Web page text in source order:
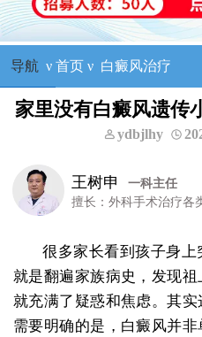
导航 ν 首页ν 白癜风治疗
家里没有白癜风遗传
ydbjlhy
王树申
一科主任
擅长：外科手术治疗各
很多家长看到孩子身
就是翻遍家族病史，发现
就充满了疑惑和焦虑。其
需要明确的是，白癜风并